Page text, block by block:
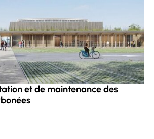
et de maintenance des